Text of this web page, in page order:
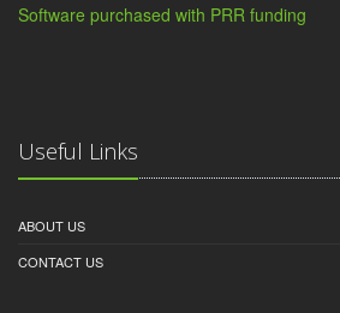
Software purchased with PRR funding
Useful Links
ABOUT US
CONTACT US